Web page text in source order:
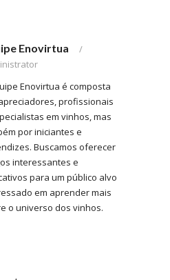
Enovirtua
/
Enovirtua é composta
profissionais
em vinhos, mas
por iniciantes e
Buscamos oferecer
interessantes e
para um público alvo
em aprender mais
o universo dos vinhos.